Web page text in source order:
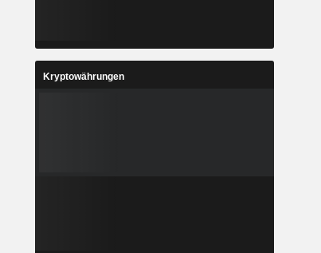
Kryptowährungen